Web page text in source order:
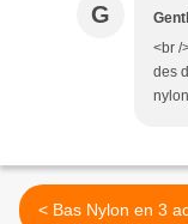
G
<br /
des
< Bas Nylon en 3